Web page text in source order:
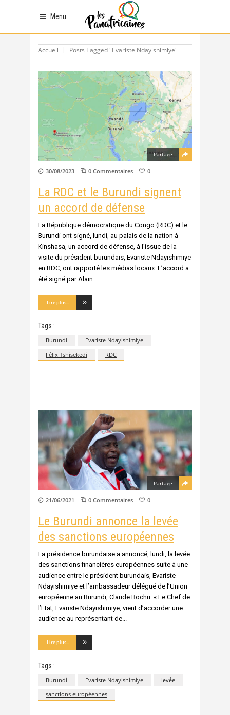
Menu
Accueil Posts Tagged "Evariste Ndayishimiye"
Partage
30/08/2023 0 Commentaires 0
La RDC et le Burundi signent
un accord de défense
La République démocratique du Congo (RDC) et le
Burundi ont signé, lundi, au palais de la nation à
Kinshasa, un accord de défense, à l'issue de la
visite du président burundais, Evariste Ndayishimiye
en RDC, ont rapporté les médias locaux. L’accord a
été signé par Alain
Lire plus...
Tags :
Burundi
Evariste Ndayishimiye
Félix Tshisekedi
RDC
Partage
21/06/2021 0 Commentaires 0
Le Burundi annonce la levée
des sanctions européennes
La présidence burundaise a annoncé, lundi, la levée
des sanctions financières européennes suite à une
audience entre le président burundais, Evariste
Ndayishimiye et l’ambassadeur délégué de l’Union
européenne au Burundi, Claude Bochu. « Le Chef de
l’Etat, Evariste Ndayishimiye, vient d’accorder une
audience au représentant de
Lire plus...
Tags :
Burundi Evariste Ndayishimiye
levée
sanctions européennes